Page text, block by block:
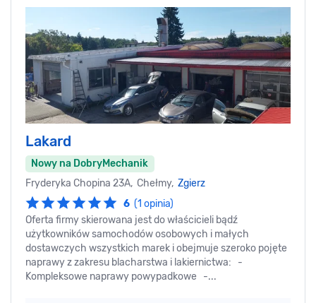
Lakard
Nowy na DobryMechanik
Fryderyka Chopina 23A, Chełmy, Zgierz
6 (1 opinia)
Oferta firmy skierowana jest do właścicieli bądź
użytkowników samochodów osobowych i małych
dostawczych wszystkich marek i obejmuje szeroko pojęte
naprawy z zakresu blacharstwa i lakiernictwa: -
Kompleksowe naprawy powypadkowe -...